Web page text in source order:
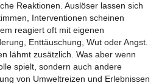
Reaktionen. Auslöser lassen sich
Interventionen scheinen
reagiert oft mit eigenen
Enttäuschung, Wut oder Angst.
lähmt zusätzlich. Was aber wenn
spielt, sondern auch andere
von Umweltreizen und Erlebnissen